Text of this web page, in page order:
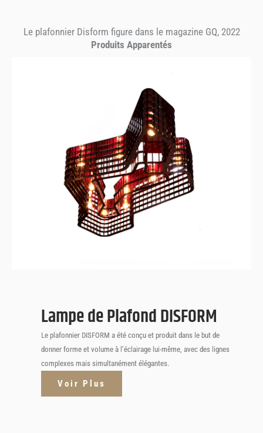
Le plafonnier Disform figure dans le magazine GQ, 2022
Produits Apparentés
DISFORM
Lampe de Plafond
Lampe de Plafond DISFORM
Le plafonnier DISFORM a été conçu et produit dans le but de
donner forme et volume à l’éclairage lui-même, avec des lignes
complexes mais simultanément élégantes.
Voir Plus